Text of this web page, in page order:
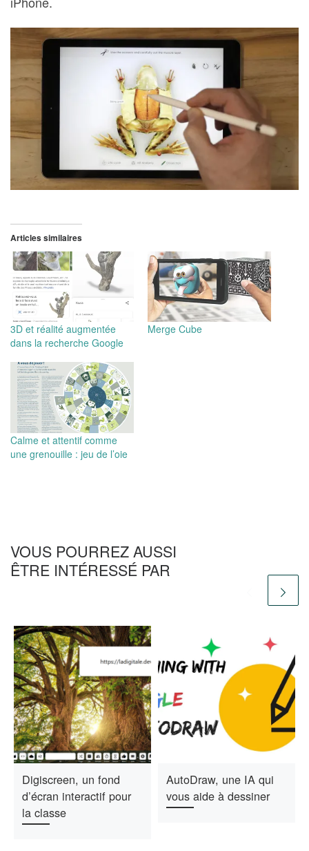
Articles similaires
3D et réalité augmentée
dans la recherche Google
Merge Cube
Calme et attentif comme
une grenouille : jeu de l’oie
VOUS POURREZ AUSSI
ÊTRE INTÉRESSÉ PAR
Digiscreen, un fond
d’écran interactif pour
la classe
AutoDraw, une IA qui
vous aide à dessiner